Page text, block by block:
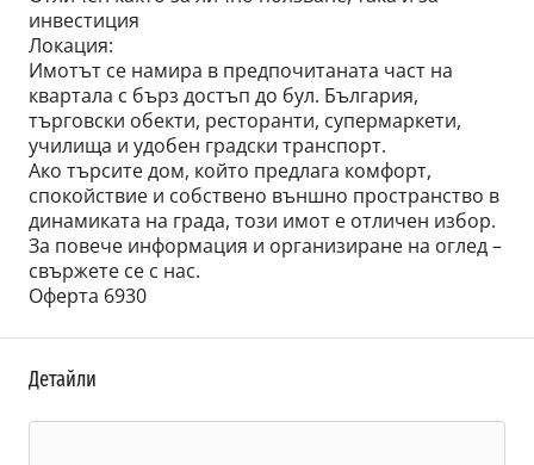
инвестиция
Локация:
Имотът се намира в предпочитаната част на
квартала с бърз достъп до бул. България,
търговски обекти, ресторанти, супермаркети,
училища и удобен градски транспорт.
Ако търсите дом, който предлага комфорт,
спокойствие и собствено външно пространство в
динамиката на града, този имот е отличен избор.
За повече информация и организиране на оглед –
свържете се с нас.
Оферта 6930
Детайли